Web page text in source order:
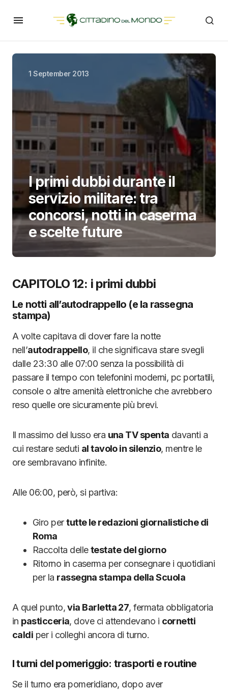
1 September 2013
I primi dubbi durante il
servizio militare: tra
concorsi, notti in caserma
e scelte future
CAPITOLO 12: i primi dubbi
Le notti all’autodrappello (e la rassegna
stampa)
A volte capitava di dover fare la notte
nell’autodrappello, il che significava stare svegli
dalle 23:30 alle 07:00 senza la possibilità di
passare il tempo con telefonini moderni, pc portatili,
console o altre amenità elettroniche che avrebbero
reso quelle ore sicuramente più brevi.
Il massimo del lusso era una TV spenta davanti a
cui restare seduti al tavolo in silenzio, mentre le
ore sembravano infinite.
Alle 06:00, però, si partiva:
Giro pertutte le redazioni giornalistiche di
Roma
Raccolta delletestate del giorno
Ritorno in caserma per consegnare i quotidiani
per la rassegna stampa della Scuola
A quel punto,via Barletta 27, fermata obbligatoria
in pasticceria, dove ci attendevano i cornetti
caldi per i colleghi ancora di turno.
I turni del pomeriggio: trasporti e routine
Se il turno era pomeridiano, dopo aver